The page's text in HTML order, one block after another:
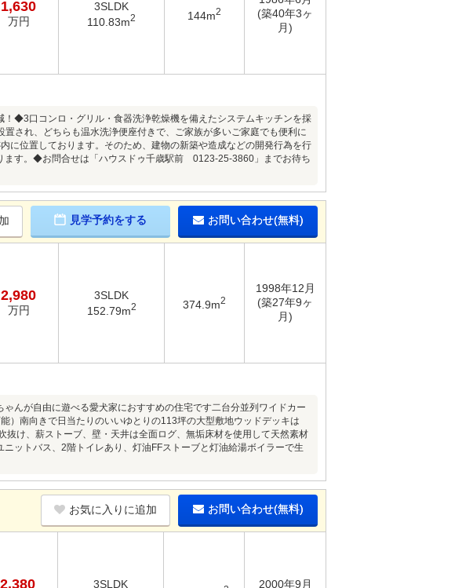
1,630
万円
3SLDK
110.83m2 144m2
(築40年3ヶ
月)
◆3口コンロ・グリル・食器洗浄乾燥機を備えたシステムキッチンを採
され、どちらも温水洗浄便座付きで、ご家族が多いご家庭でも便利に
位置しております。そのため、建物の新築や造成などの開発行為を行
ます。◆お問合せは「ハウスドゥ千歳駅前 0123-25-3860」までお待ち
見学予約をする お問い合わせ(無料)
2,980
万円
3SLDK
152.79m2 374.9m2
1998年12月
(築27年9ヶ
月)
んが自由に遊べる愛犬家におすすめの住宅です二台分並列ワイドカー
）南向きで日当たりのいいゆとりの113坪の大型敷地ウッドデッキは
け、薪ストーブ、壁・天井は全面ログ、無垢床材を使用して天然素材
ットバス、2階トイレあり、灯油FFストーブと灯油給湯ボイラーで生
お気に入りに追加 お問い合わせ(無料)
2,380 3SLDK 2000年9月